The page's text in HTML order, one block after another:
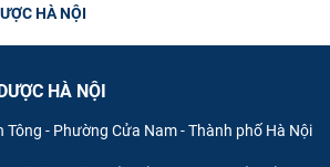
HÀ NỘI
HÀ NỘI
Tông - Phường Cửa Nam - Thành phố Hà Nội